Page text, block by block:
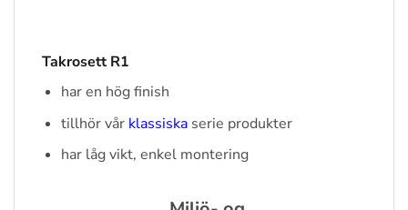
Takrosett R1
har en hög finish
tillhör vår klassiskaserie produkter
har låg vikt, enkel montering